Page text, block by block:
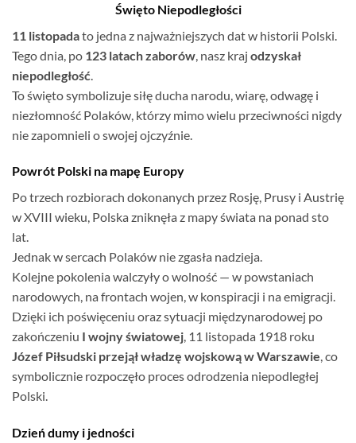
Święto Niepodległości
11 listopadato jedna z najważniejszych dat w historii Polski.
Tego dnia, po 123 latach zaborów , nasz kraj odzyskał
niepodległość
To święto symbolizuje siłę ducha narodu, wiarę, odwagę i
niezłomność Polaków, którzy mimo wielu przeciwności nigdy
nie zapomnieli o swojej ojczyźnie.
Powrót Polski na mapę Europy
Po trzech rozbiorach dokonanych przez Rosję, Prusy i Austrię
w XVIII wieku, Polska zniknęła z mapy świata na ponad sto
lat.
Jednak w sercach Polaków nie zgasła nadzieja.
Kolejne pokolenia walczyły o wolność — w powstaniach
narodowych, na frontach wojen, w konspiracji i na emigracji.
Dzięki ich poświęceniu oraz sytuacji międzynarodowej po
zakończeniu I wojny światowej, 11 listopada 1918 roku
Józef Piłsudski przejął władzę wojskową w Warszawie, co
symbolicznie rozpoczęło proces odrodzenia niepodległej
Polski.
Dzień dumy i jedności